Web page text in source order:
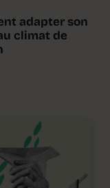
adapter son
climat de